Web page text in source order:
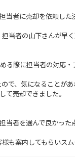
当者に売却を依頼した
当者の山下さんが早
る際に担当者の対応・
で、気になることが
て売却できました。
当者を選んで良かった
も案内してもらいス